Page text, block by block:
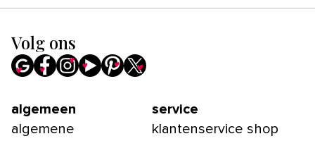
Volg ons
algemeen
algemene
service
klantenservice shop